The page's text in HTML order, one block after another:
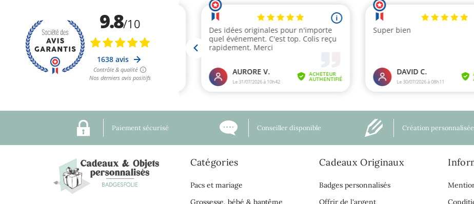
Paiement sécurisé Conseiller disponible Création personnalisée
Catégories
Pacs et mariage
Grossesse, bébé & baptême
Cadeaux Originaux
Badges personnalisés
Offrir de l'argent